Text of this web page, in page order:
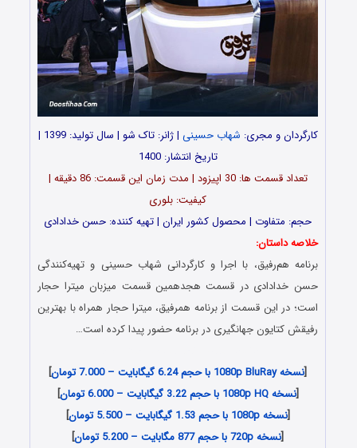
کارگردان و مجری: شهاب حسینی
| ژانر: تاک شو | سال تولید: 1399 |
تاریخ انتشار: 1400
تعداد قسمت ها: 30 اپیزود | مدت زمان این قسمت: 86 دقیقه |
کیفیت: بلوری
حجم: متفاوت | محصول کشور ایران | تهیه کننده: حسن خدادادی
خلاصه داستان:
برنامه هم‌رفیق، با اجرا و کارگردانی شهاب حسینی و تهیه‌کنندگی
حسن خدادادی در قسمت هجدهمین قسمت میزبان میترا حجار
است؛ در این قسمت از برنامه همرفیق، میترا حجار همراه با بهترین
رفیقش کتایون جهانگیری در برنامه حضور پیدا کرده است…
[نسخه 1080p BluRay با حجم 6.24 گیگابایت – 7.000 تومان
]
[نسخه 1080p HQ با حجم 3.22 گیگابایت – 6.000 تومان
]
[نسخه 1080p با حجم 1.53 گیگابایت – 5.500 تومان
]
[نسخه 720p با حجم 877 مگابایت – 5.200 تومان
]